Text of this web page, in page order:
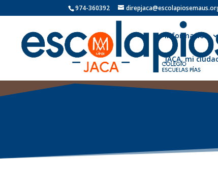
974-360392
Información
JACA, mi